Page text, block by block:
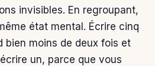
invisibles. En regroupant,
état mental. Écrire cinq
bien moins de deux fois et
un, parce que vous